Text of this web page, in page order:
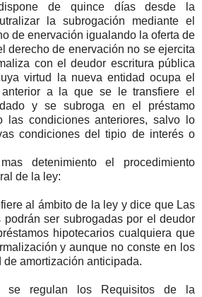
de quince días desde la
la subrogación mediante el
de enervación igualando la oferta de
derecho de enervación no se ejercita
con el deudor escritura pública
virtud la nueva entidad ocupa el
a la que se le transfiere el
y se subroga en el préstamo
las condiciones anteriores, salvo lo
condiciones del tipio de interés o
detenimiento el procedimiento
de la ley:
al ámbito de la ley y dice que Las
podrán ser subrogadas por el deudor
hipotecarios cualquiera que
y aunque no conste en los
amortización anticipada.
se regulan los Requisitos de la